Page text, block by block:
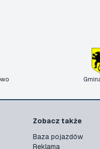
Zobacz także
Baza pojazdów
Reklama